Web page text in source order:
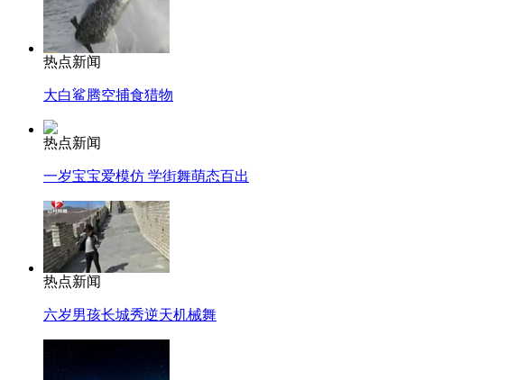
热点新闻
大白鲨腾空捕食猎物
热点新闻
一岁宝宝爱模仿 学街舞萌态百出
热点新闻
六岁男孩长城秀逆天机械舞